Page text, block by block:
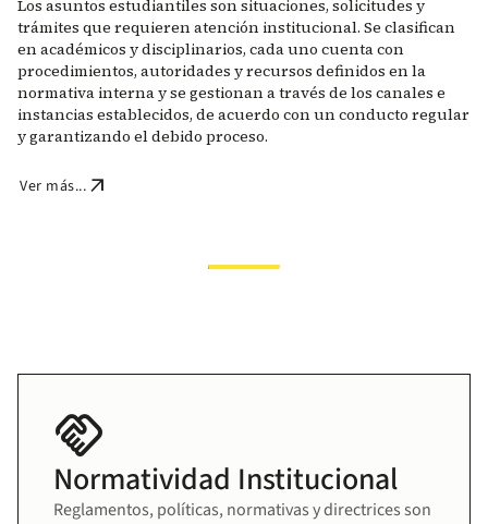
Los asuntos estudiantiles son situaciones, solicitudes y
trámites que requieren atención institucional. Se clasifican
en académicos y disciplinarios, cada uno cuenta con
procedimientos, autoridades y recursos definidos en la
normativa interna y se gestionan a través de los canales e
instancias establecidos, de acuerdo con un conducto regular
y garantizando el debido proceso.
Ver más... arrow_outward
handshake
Normatividad Institucional
Reglamentos, políticas, normativas y directrices son